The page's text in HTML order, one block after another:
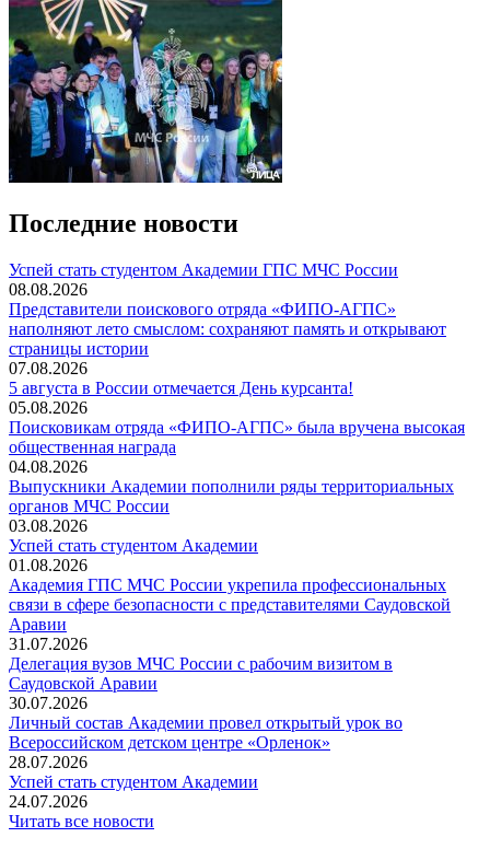
Последние новости
️Успей стать студентом Академии ГПС МЧС России
08.08.2026
Представители поискового отряда «ФИПО-АГПС»
наполняют лето смыслом: сохраняют память и открывают
страницы истории
07.08.2026
5 августа в России отмечается День курсанта!
05.08.2026
Поисковикам отряда «ФИПО-АГПС» была вручена высокая
общественная награда
04.08.2026
Выпускники Академии пополнили ряды территориальных
органов МЧС России
03.08.2026
Успей стать студентом Академии
01.08.2026
Академия ГПС МЧС России укрепила профессиональных
связи в сфере безопасности с представителями Саудовской
Аравии
31.07.2026
Делегация вузов МЧС России с рабочим визитом в
Саудовской Аравии
30.07.2026
Личный состав Академии провел открытый урок во
Всероссийском детском центре «Орленок»
28.07.2026
️Успей стать студентом Академии
24.07.2026
Читать все новости